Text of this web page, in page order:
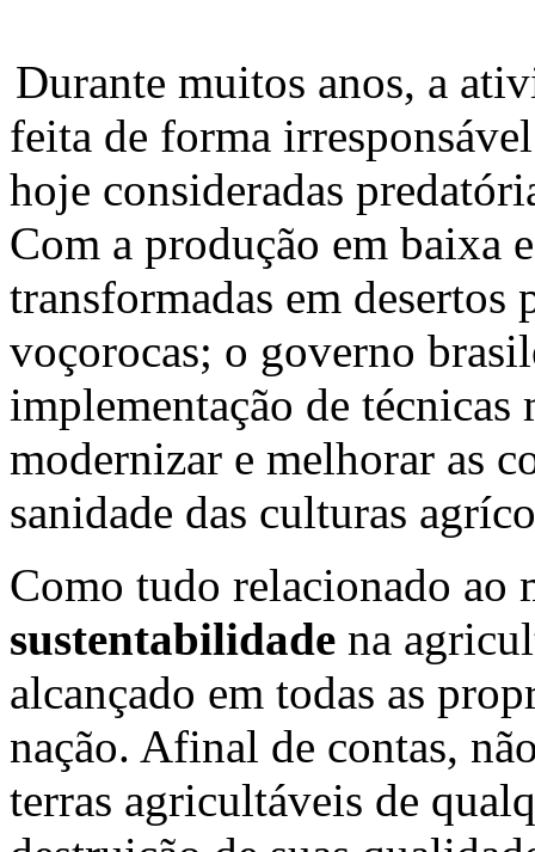
Durante muitos anos, a
feita de forma
hoje consideradas
Com a produção em baixa
transformadas em desertos
voçorocas; o governo
implementação de técnicas
modernizar e melhorar as
sanidade das culturas
Como tudo relacionado ao
sustentabilidade na
alcançado em todas as
nação. Afinal de contas,
terras agricultáveis de